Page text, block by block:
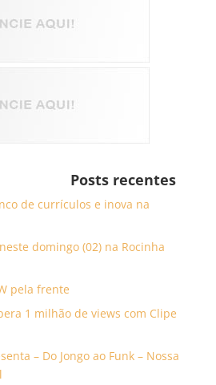
Posts recentes
de currículos e inova na
domingo (02) na Rocinha
pela frente
1 milhão de views com Clipe
– Do Jongo ao Funk – Nossa